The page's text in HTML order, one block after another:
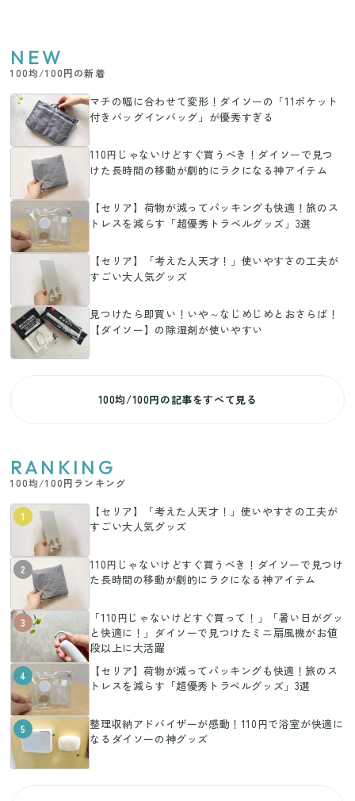
NEW
100均/100円の新着
マチの幅に合わせて変形！ダイソーの「11ポケット
付きバッグインバッグ」が優秀すぎる
110円じゃないけどすぐ買うべき！ダイソーで見つ
けた長時間の移動が劇的にラクになる神アイテム
【セリア】荷物が減ってパッキングも快適！旅のス
トレスを減らす「超優秀トラベルグッズ」3選
【セリア】「考えた人天才！」使いやすさの工夫が
すごい大人気グッズ
見つけたら即買い！いや～なじめじめとおさらば！
【ダイソー】の除湿剤が使いやすい
100均/100円の記事をすべて見る
RANKING
100均/100円ランキング
1
【セリア】「考えた人天才！」使いやすさの工夫が
すごい大人気グッズ
2
110円じゃないけどすぐ買うべき！ダイソーで見つけ
た長時間の移動が劇的にラクになる神アイテム
3
「110円じゃないけどすぐ買って！」「暑い日がグッ
と快適に！」ダイソーで見つけたミニ扇風機がお値
段以上に大活躍
4
【セリア】荷物が減ってパッキングも快適！旅のス
トレスを減らす「超優秀トラベルグッズ」3選
5
整理収納アドバイザーが感動！110円で浴室が快適に
なるダイソーの神グッズ